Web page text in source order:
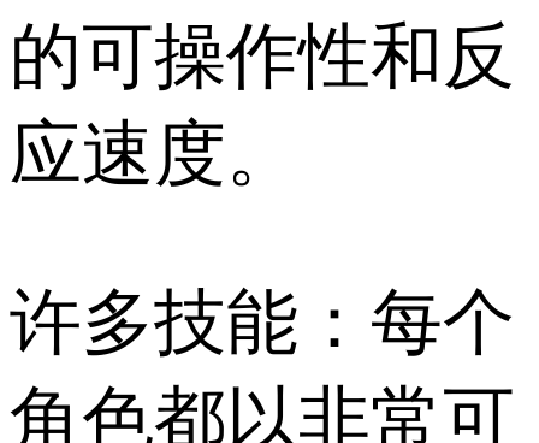
的可操作性和反
应速度。
许多技能：每个
角色都以非常可